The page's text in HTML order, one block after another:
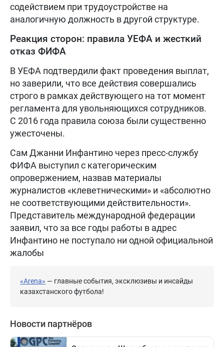
содействием при трудоустройстве на
аналогичную должность в другой структуре.
Реакция сторон: правила УЕФА и жесткий
отказ ФИФА
В УЕФА подтвердили факт проведения выплат,
но заверили, что все действия совершались
строго в рамках действующего на тот момент
регламента для увольняющихся сотрудников.
С 2016 года правила союза были существенно
ужесточены.
Сам Джанни Инфантино через пресс-службу
ФИФА выступил с категорическим
опровержением, назвав материалы
журналистов «клеветническими» и «абсолютно
не соответствующими действительности».
Представитель международной федерации
заявил, что за все годы работы в адрес
Инфантино не поступало ни одной официальной
жалобы
«Arena» — главные события, эксклюзивы и инсайды
казахстанского футбола!